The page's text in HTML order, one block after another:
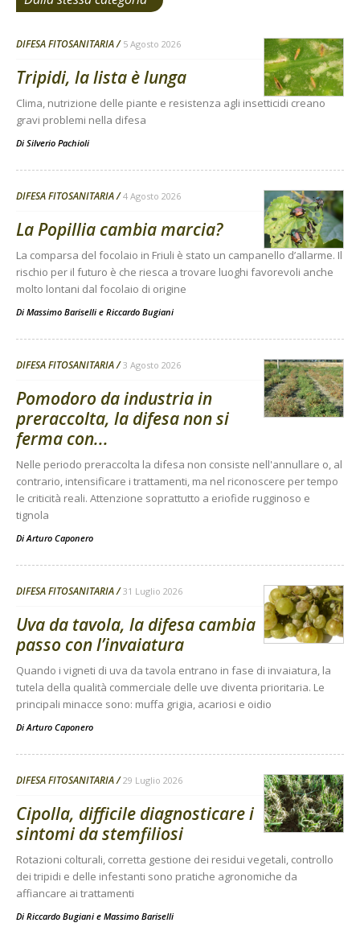
DIFESA FITOSANITARIA 5 Agosto 2026
Tripidi, la lista è lunga
Clima, nutrizione delle piante e resistenza agli insetticidi creano
gravi problemi nella difesa
Di Silverio Pachioli
DIFESA FITOSANITARIA 4 Agosto 2026
La Popillia cambia marcia?
La comparsa del focolaio in Friuli è stato un campanello d’allarme. Il
rischio per il futuro è che riesca a trovare luoghi favorevoli anche
molto lontani dal focolaio di origine
Di Massimo Bariselli e Riccardo Bugiani
DIFESA FITOSANITARIA 3 Agosto 2026
Pomodoro da industria in
preraccolta, la difesa non si
ferma con...
Nelle periodo preraccolta la difesa non consiste nell'annullare o, al
contrario, intensificare i trattamenti, ma nel riconoscere per tempo
le criticità reali. Attenzione soprattutto a eriofide rugginoso e
tignola
Di Arturo Caponero
DIFESA FITOSANITARIA 31 Luglio 2026
Uva da tavola, la difesa cambia
passo con l’invaiatura
Quando i vigneti di uva da tavola entrano in fase di invaiatura, la
tutela della qualità commerciale delle uve diventa prioritaria. Le
principali minacce sono: muffa grigia, acariosi e oidio
Di Arturo Caponero
DIFESA FITOSANITARIA 29 Luglio 2026
Cipolla, difficile diagnosticare i
sintomi da stemfiliosi
Rotazioni colturali, corretta gestione dei residui vegetali, controllo
dei tripidi e delle infestanti sono pratiche agronomiche da
affiancare ai trattamenti
Di Riccardo Bugiani e Massimo Bariselli